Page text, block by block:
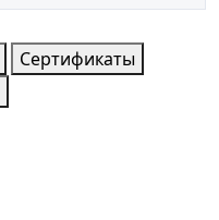
Сертификаты